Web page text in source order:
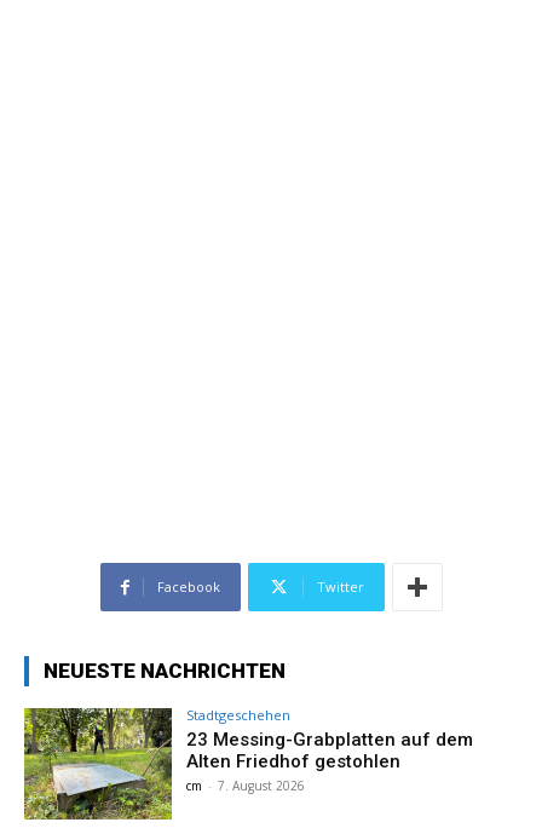
Facebook Twitter
NEUESTE NACHRICHTEN
Stadtgeschehen
23 Messing-Grabplatten auf dem
Alten Friedhof gestohlen
cm - 7. August 2026